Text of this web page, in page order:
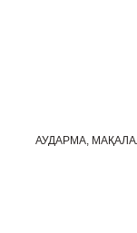
АУДАРМА,